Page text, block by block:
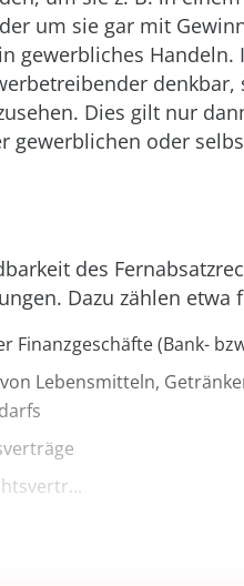
um sie gar mit
gewerbliches
Dies gilt nur
gewerblichen oder
des
Dazu zählen etwa
Finanzgeschäfte (Bank-
Lebensmitteln,